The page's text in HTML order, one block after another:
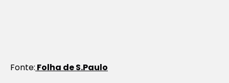
Fonte: Folha de S.Paulo